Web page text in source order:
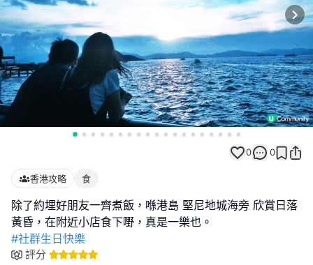
0 0
香港攻略 食
除了約埋好朋友一齊煮飯，喺港島 堅尼地城海旁 欣賞日落
#社群生日快樂
評分